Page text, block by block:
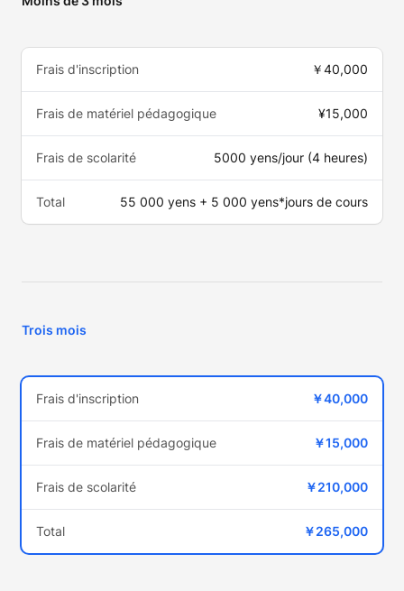
Frais d'inscription ￥40,000
Frais de matériel pédagogique ¥15,000
Frais de scolarité 5000 yens/jour (4 heures)
Total 55 000 yens + 5 000 yens*jours de cours
Trois mois
Frais d'inscription ￥40,000
Frais de matériel pédagogique ￥15,000
Frais de scolarité ￥210,000
Total ￥265,000